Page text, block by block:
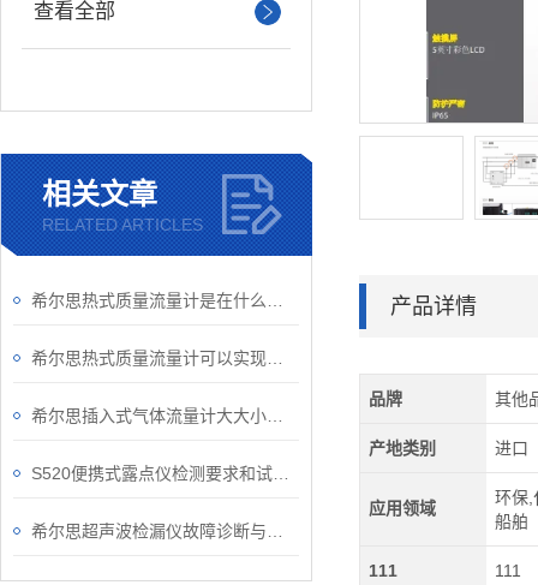
查看全部
相关文章
RELATED ARTICLES
产品详情
品牌 其他
产地类别 进口
应用领域
环保,
船舶
111 111